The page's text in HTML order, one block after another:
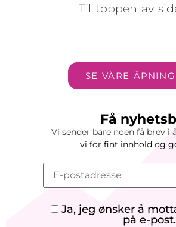
Til toppen av
SE VÅRE
Få
Vi sender bare noen få brev i
vi for fint innhold og
Ja, jeg ønsker å
på e-post.